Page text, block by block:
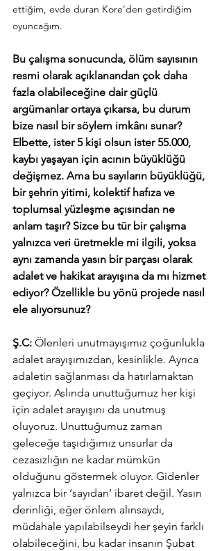
ettiğim, evde duran Kore’den getirdiğim
oyuncağım.
Bu çalışma sonucunda, ölüm sayısının
resmi olarak açıklanandan çok daha
fazla olabileceğine dair güçlü
argümanlar ortaya çıkarsa, bu durum
bize nasıl bir söylem imkânı sunar?
Elbette, ister 5 kişi olsun ister 55.000,
kaybı yaşayan için acının büyüklüğü
değişmez. Ama bu sayıların büyüklüğü,
bir şehrin yitimi, kolektif hafıza ve
toplumsal yüzleşme açısından ne
anlam taşır? Sizce bu tür bir çalışma
yalnızca veri üretmekle mi ilgili, yoksa
aynı zamanda yasın bir parçası olarak
adalet ve hakikat arayışına da mı hizmet
ediyor? Özellikle bu yönü projede nasıl
ele alıyorsunuz?
Ş.C: Ölenleri unutmayışımız çoğunlukla
adalet arayışımızdan, kesinlikle. Ayrıca
adaletin sağlanması da hatırlamaktan
geçiyor. Aslında unuttuğumuz her kişi
için adalet arayışını da unutmuş
oluyoruz. Unuttuğumuz zaman
geleceğe taşıdığımız unsurlar da
cezasızlığın ne kadar mümkün
olduğunu göstermek oluyor. Gidenler
yalnızca bir ‘sayıdan’ ibaret değil. Yasın
derinliği, eğer önlem alınsaydı,
müdahale yapılabilseydi her şeyin farklı
olabileceğini, bu kadar insanın Şubat